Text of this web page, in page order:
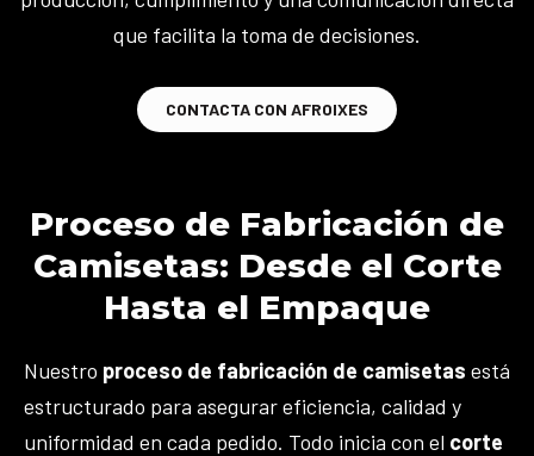
que facilita la toma de decisiones.
CONTACTA CON AFROIXES
Proceso de Fabricación de
Camisetas: Desde el Corte
Hasta el Empaque
Nuestro proceso de fabricación de camisetas está
estructurado para asegurar eficiencia, calidad y
uniformidad en cada pedido. Todo inicia con el corte